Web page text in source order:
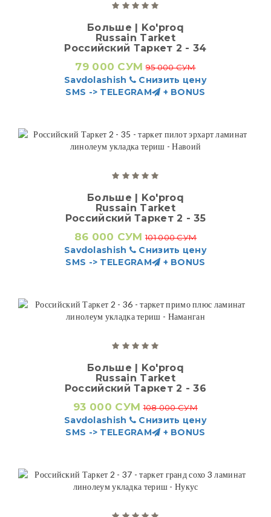
Больше | Ko'proq
Russain Tarket
Российский Таркет 2 - 34
79 000 СУМ 95 000 СУМ
Savdolashish
Снизить цену
SMS -> TELEGRAM
+ BONUS
Больше | Ko'proq
Russain Tarket
Российский Таркет 2 - 35
86 000 СУМ 101 000 СУМ
Savdolashish
Снизить цену
SMS -> TELEGRAM
+ BONUS
Больше | Ko'proq
Russain Tarket
Российский Таркет 2 - 36
93 000 СУМ 108 000 СУМ
Savdolashish
Снизить цену
SMS -> TELEGRAM
+ BONUS